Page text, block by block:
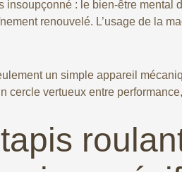
: le bien-être mental
renouvelé. L’usage de la
un simple appareil
cercle vertueux entre